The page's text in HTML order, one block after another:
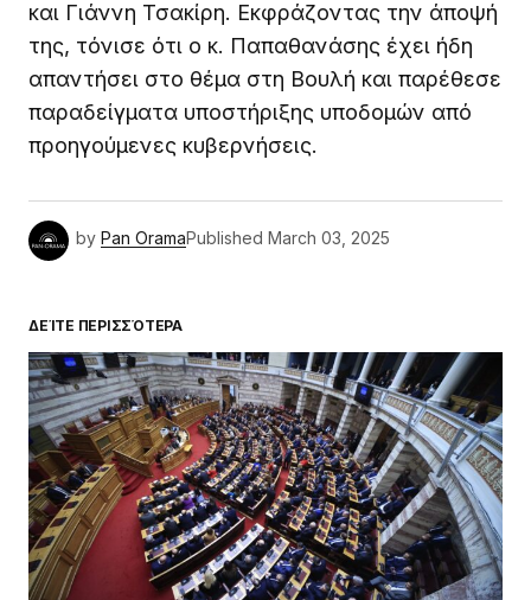
και Γιάννη Τσακίρη. Εκφράζοντας την άποψή
της, τόνισε ότι ο κ. Παπαθανάσης έχει ήδη
απαντήσει στο θέμα στη Βουλή και παρέθεσε
παραδείγματα υποστήριξης υποδομών από
προηγούμενες κυβερνήσεις.
by Pan OramaPublished March 03, 2025
ΔΕΊΤΕ ΠΕΡΙΣΣΌΤΕΡΑ